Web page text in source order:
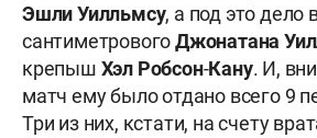
ЭшлиУилльмсу, а под это дело
сантиметровогоДжонатана
крепыш Хэл Робсон-Кану. И,
матч ему было отдано всего 9
Три из них, кстати, на счету